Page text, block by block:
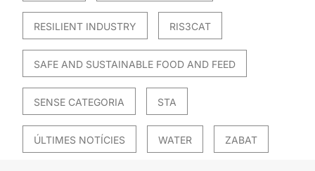
RESILIENT INDUSTRY RIS3CAT
SAFE AND SUSTAINABLE FOOD AND FEED
SENSE CATEGORIA STA
ÚLTIMES NOTÍCIES WATER ZABAT